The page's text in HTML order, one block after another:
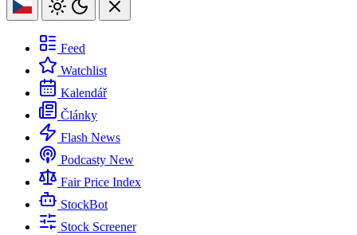
Feed
Watchlist
Kalendář
Články
Flash News
Podcasty New
Fair Price Index
StockBot
Stock Screener